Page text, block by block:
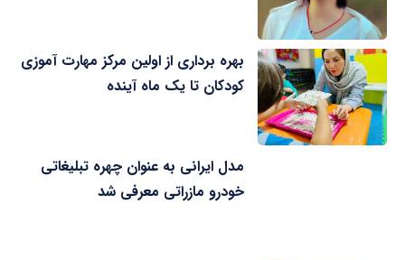
بهره برداری از اولین مرکز مهارت آموزی
کودکان تا یک ماه آینده
مدل ایرانی به عنوان چهره تبلیغاتی
خودرو مازراتی معرفی شد